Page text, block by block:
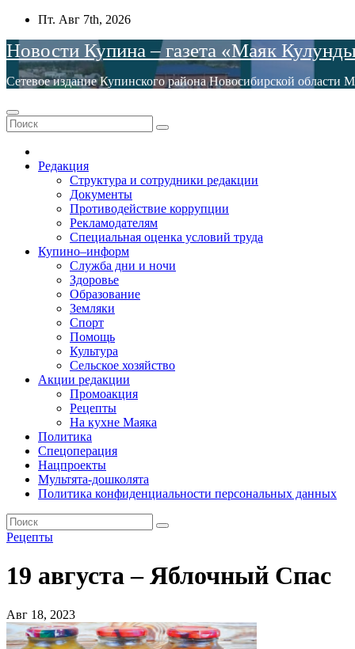
Перейти
содержимому
Пт. Авг 7th, 2026
Новости Купина – газета «Маяк
Сетевое издание Купинского района Новосибирской
Редакция
Структура и сотрудники редакции
Документы
Противодействие коррупции
Рекламодателям
Специальная оценка условий труда
Купино–информ
Служба дни и ночи
Здоровье
Образование
Земляки
Спорт
Помощь
Культура
Сельское хозяйство
Акции редакции
Промоакция
Рецепты
На кухне Маяка
Политика
Спецоперация
Нацпроекты
Мультята-дошколята
Политика конфиденциальности персональных данных
Рецепты
19 августа – Яблочный Спас
Авг 18, 2023